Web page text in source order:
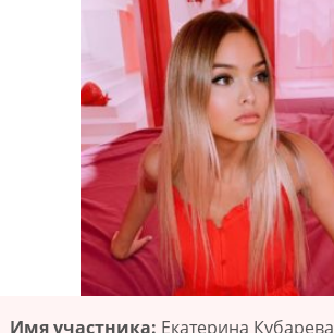
Имя участника: Екатерина Кубарева